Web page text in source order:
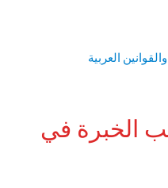
العربية
الخبرة في